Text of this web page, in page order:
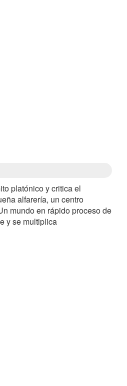
platónico y critica el
alfarería, un centro
mundo en rápido proceso de
y se multiplica